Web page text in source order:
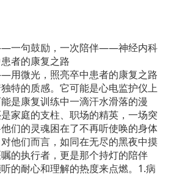
一句鼓励，一次陪伴——神经内科
者的康复之路
用微光，照亮卒中患者的康复之路
特的质感。它可能是心电监护仪上
是康复训练中一滴汗水滑落的漫
家庭的支柱、职场的精英，一场突
们的灵魂困在了不再听使唤的身体
他们而言，如同在无尽的黑夜中摸
的执行者，更是那个持灯的陪伴
的耐心和理解的热度来点燃。1.病